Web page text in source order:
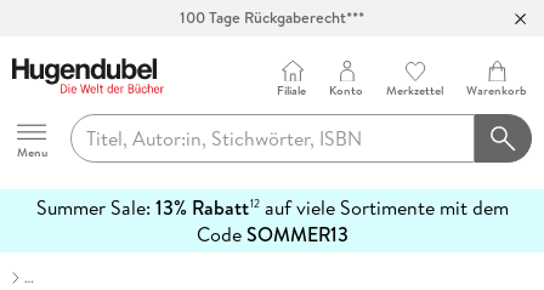
100 Tage Rückgaberecht***
Hugendubel
Menu
Filiale Konto Merkzettel Warenkorb
Summer Sale: 13% Rabatt12auf viele Sortimente mit dem
CodeSOMMER13
erfahren
…